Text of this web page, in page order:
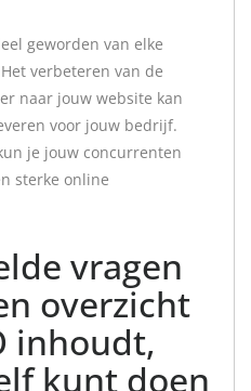
geworden van elke
verbeteren van de
naar jouw website kan
voor jouw bedrijf.
je jouw concurrenten
sterke online
vragen
overzicht
inhoudt,
kunt doen